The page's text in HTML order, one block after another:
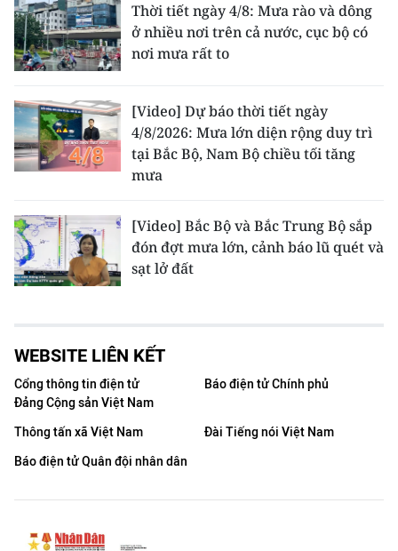
Thời tiết ngày 4/8: Mưa rào và dông
ở nhiều nơi trên cả nước, cục bộ có
nơi mưa rất to
[Video] Dự báo thời tiết ngày
4/8/2026: Mưa lớn diện rộng duy trì
tại Bắc Bộ, Nam Bộ chiều tối tăng
mưa
[Video] Bắc Bộ và Bắc Trung Bộ sắp
đón đợt mưa lớn, cảnh báo lũ quét và
sạt lở đất
WEBSITE LIÊN KẾT
Cổng thông tin điện tử
Đảng Cộng sản Việt Nam
Báo điện tử Chính phủ
Thông tấn xã Việt Nam
Đài Tiếng nói Việt Nam
Báo điện tử Quân đội nhân dân